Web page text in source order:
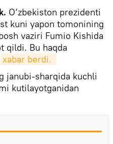
O‘zbekiston prezidenti
kuni yapon tomonining
vaziri Fumio Kishida
qildi. Bu haqda
xabar berdi.
janubi-sharqida kuchli
kutilayotganidan